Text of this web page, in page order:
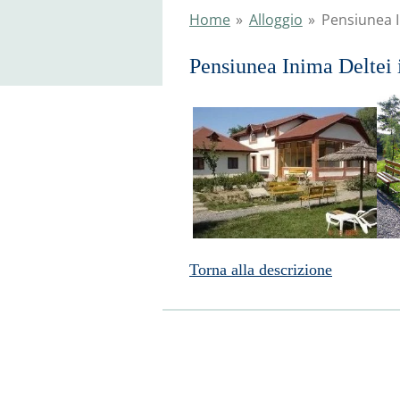
Home » Alloggio » Pensiunea
Pensiunea Inima
Torna alla descrizione